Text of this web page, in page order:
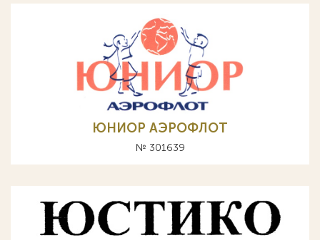
ЮНИОР АЭРОФЛОТ
№ 301639